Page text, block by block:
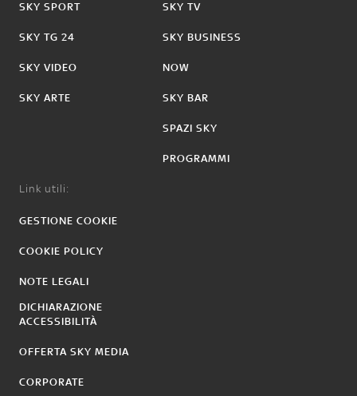
SKY SPORT
SKY TG 24
SKY VIDEO
SKY ARTE
SKY TV
SKY BUSINESS
NOW
SKY BAR
SPAZI SKY
PROGRAMMI
Link utili:
GESTIONE COOKIE
COOKIE POLICY
NOTE LEGALI
DICHIARAZIONE
ACCESSIBILITÀ
OFFERTA SKY MEDIA
CORPORATE